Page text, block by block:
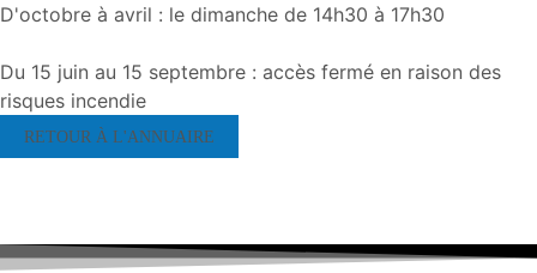
D'octobre à avril : le dimanche de 14h30 à 17h30
Du 15 juin au 15 septembre : accès fermé en raison des
risques incendie
RETOUR À L'ANNUAIRE